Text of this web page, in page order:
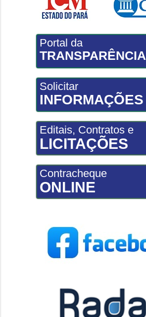
Portal da
TRANSPARÊNCIA
Solicitar
INFORMAÇÕES
Editais, Contratos e
LICITAÇÕES
Contracheque
ONLINE